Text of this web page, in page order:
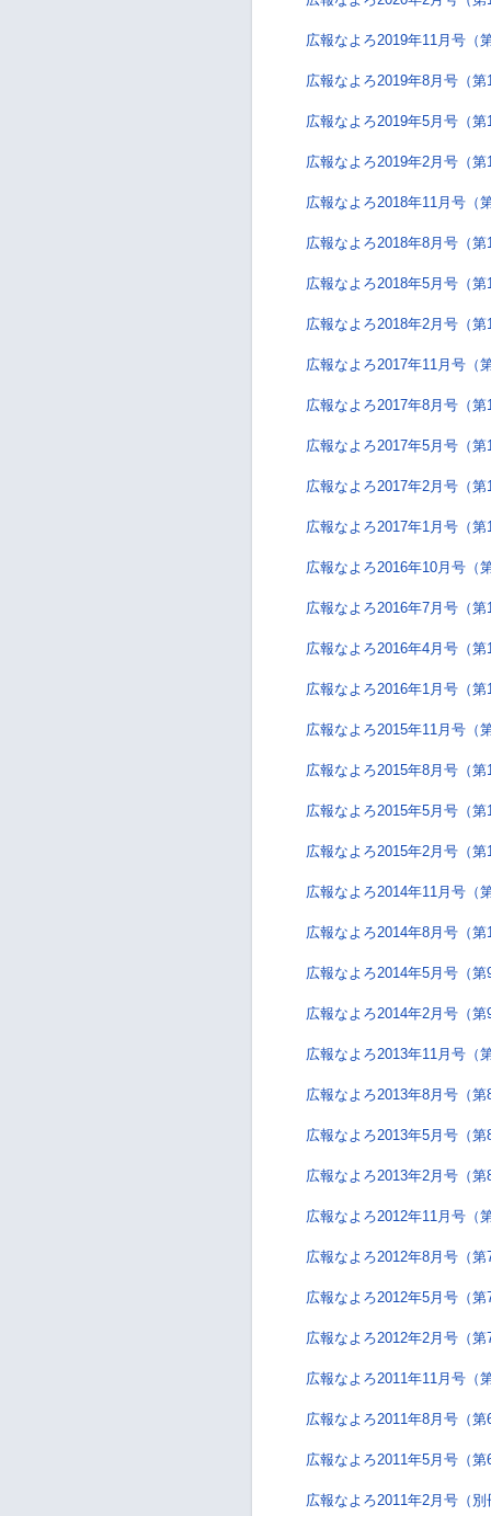
広報なよろ2019年11月号（
広報なよろ2019年8月号（第
広報なよろ2019年5月号（第
広報なよろ2019年2月号（第
広報なよろ2018年11月号（
広報なよろ2018年8月号（第
広報なよろ2018年5月号（第
広報なよろ2018年2月号（第
広報なよろ2017年11月号（
広報なよろ2017年8月号（第
広報なよろ2017年5月号（第
広報なよろ2017年2月号（第
広報なよろ2017年1月号（第
広報なよろ2016年10月号（
広報なよろ2016年7月号（第
広報なよろ2016年4月号（第
広報なよろ2016年1月号（第
広報なよろ2015年11月号（
広報なよろ2015年8月号（第
広報なよろ2015年5月号（第
広報なよろ2015年2月号（第
広報なよろ2014年11月号（
広報なよろ2014年8月号（第
広報なよろ2014年5月号（第
広報なよろ2014年2月号（第
広報なよろ2013年11月号（
広報なよろ2013年8月号（第
広報なよろ2013年5月号（第
広報なよろ2013年2月号（第
広報なよろ2012年11月号（
広報なよろ2012年8月号（第
広報なよろ2012年5月号（第
広報なよろ2012年2月号（第
広報なよろ2011年11月号（
広報なよろ2011年8月号（第
広報なよろ2011年5月号（第
広報なよろ2011年2月号（別